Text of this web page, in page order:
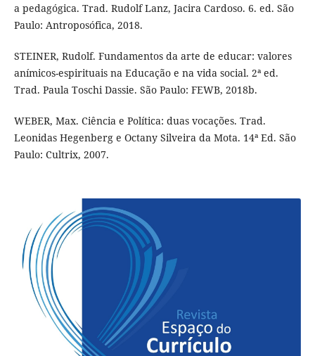
a pedagógica. Trad. Rudolf Lanz, Jacira Cardoso. 6. ed. São
Paulo: Antroposófica, 2018.
STEINER, Rudolf. Fundamentos da arte de educar: valores
anímicos-espirituais na Educação e na vida social. 2ª ed.
Trad. Paula Toschi Dassie. São Paulo: FEWB, 2018b.
WEBER, Max. Ciência e Política: duas vocações. Trad.
Leonidas Hegenberg e Octany Silveira da Mota. 14ª Ed. São
Paulo: Cultrix, 2007.